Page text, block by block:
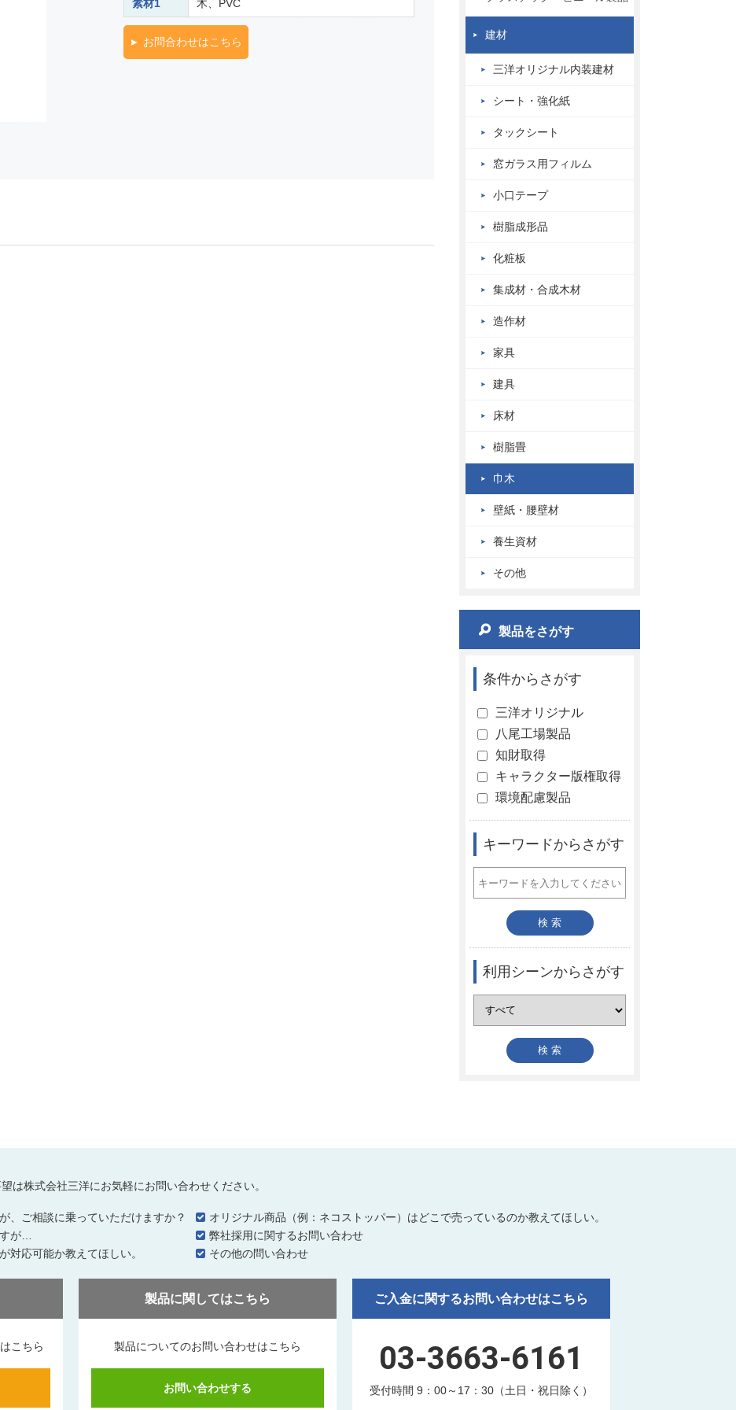
素材1 木、PVC
お問合わせはこちら
建材
三洋オリジナル内装建材
シート・強化紙
タックシート
窓ガラス用フィルム
小口テープ
樹脂成形品
化粧板
集成材・合成木材
造作材
家具
建具
床材
樹脂畳
巾木
壁紙・腰壁材
養生資材
その他
製品をさがす
条件からさがす
三洋オリジナル
八尾工場製品
知財取得
キャラクター版権取得
環境配慮製品
キーワードからさがす
利用シーンからさがす
は株式会社三洋にお気軽にお問い合わせください。
、ご相談に乗っていただけますか？
が…
対応可能か教えてほしい。
オリジナル商品（例：ネコストッパー）はどこで売っているのか教えてほしい。
弊社採用に関するお問い合わせ
その他の問い合わせ
こちら
製品に関してはこちら
製品についてのお問い合わせはこちら
お問い合わせする
ご入金に関するお問い合わせはこちら
03-3663-6161
受付時間 9：00～17：30（土日・祝日除く）